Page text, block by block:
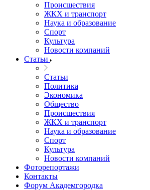
Происшествия
ЖКХ и транспорт
Наука и образование
Спорт
Культура
Новости компаний
Статьи
Статьи
Политика
Экономика
Общество
Происшествия
ЖКХ и транспорт
Наука и образование
Спорт
Культура
Новости компаний
Фоторепортажи
Контакты
Форум Академгородка